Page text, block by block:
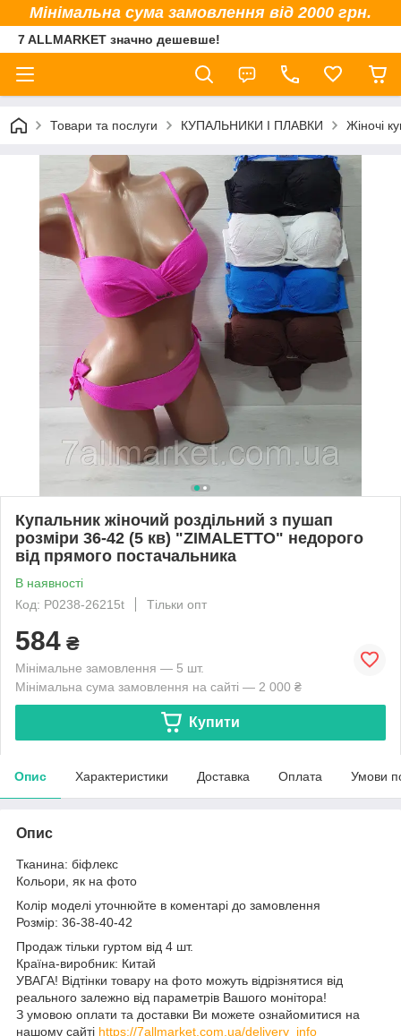
Мінімальна сума замовлення від 2000 грн.
7 ALLMARKET значно дешевше!
Товари та послуги КУПАЛЬНИКИ І ПЛАВКИ Жіночі
Купальник жіночий роздільний з пушап
розміри 36-42 (5 кв) "ZIMALETTO" недорого
від прямого постачальника
В наявності
Код: P0238-26215t
Тільки опт
584 ₴
Мінімальне замовлення — 5 шт.
Мінімальна сума замовлення на сайті — 2 000 ₴
Купити
Опис Характеристики Доставка Оплата Умови
Опис
Тканина: біфлекс
Кольори, як на фото
Колір моделі уточнюйте в коментарі до замовлення
Розмір: 36-38-40-42
Продаж тільки гуртом від 4 шт.
Країна-виробник: Китай
УВАГА! Відтінки товару на фото можуть відрізнятися від
реального залежно від параметрів Вашого монітора!
З умовою оплати та доставки Ви можете ознайомитися на
нашому сайті https://7allmarket.com.ua/delivery_info